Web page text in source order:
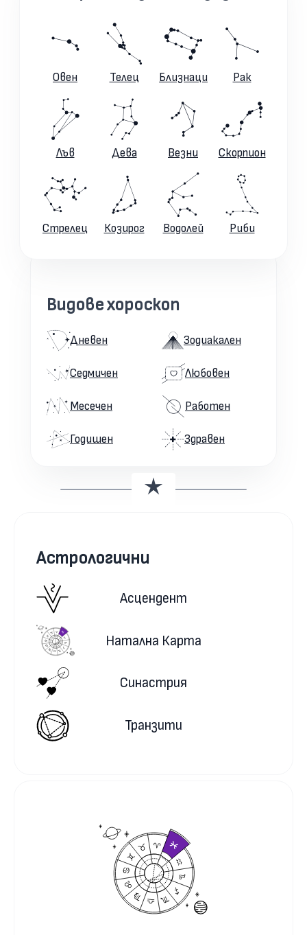
Овен Телец Близнаци Рак
Лъв Дева Везни Скорпион
Стрелец Козирог Водолей Риби
Видове хороскоп
Дневен
Седмичен
Месечен
Годишен
Зодиакален
Любовен
Работен
Здравен
Астрологични
Асцендент
Натална Карта
Синастрия
Транзити